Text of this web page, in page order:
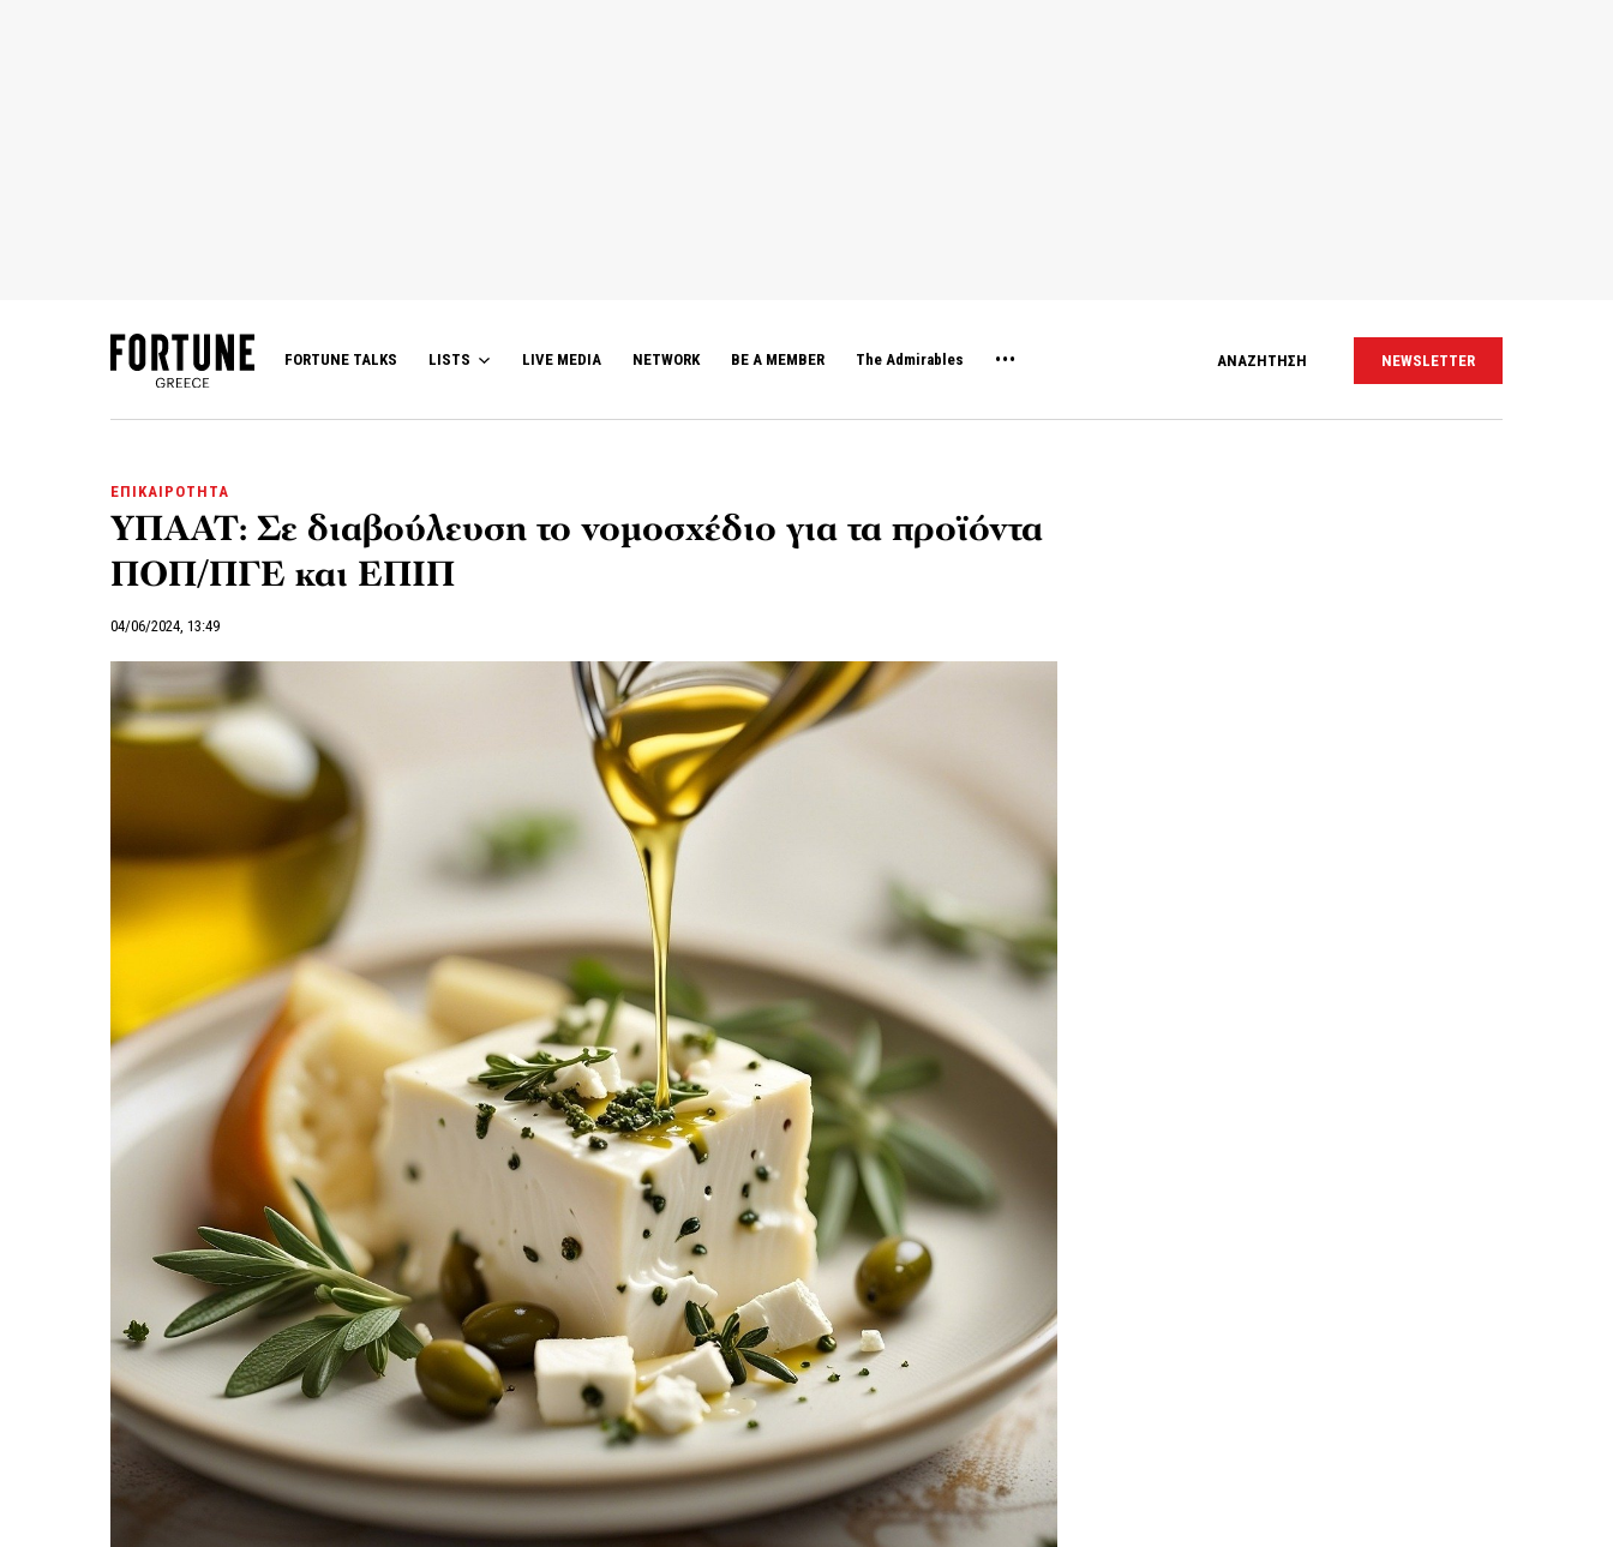
FORTUNE TALKS LISTS LIVE MEDIA NETWORK BE A MEMBER The Admirables ΑΝΑΖΗΤΗΣΗ NEWSLETTER
ΕΠΙΚΑΙΡΟΤΗΤΑ
ΥΠΑΑΤ: Σε διαβούλευση το νομοσχέδιο για τα προϊόντα
ΠΟΠ/ΠΓΕ και ΕΠΙΠ
04/06/2024, 13:49